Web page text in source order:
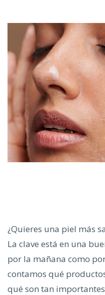
¿Quieres una piel más
La clave está en una
por la mañana como
contamos qué
qué son tan